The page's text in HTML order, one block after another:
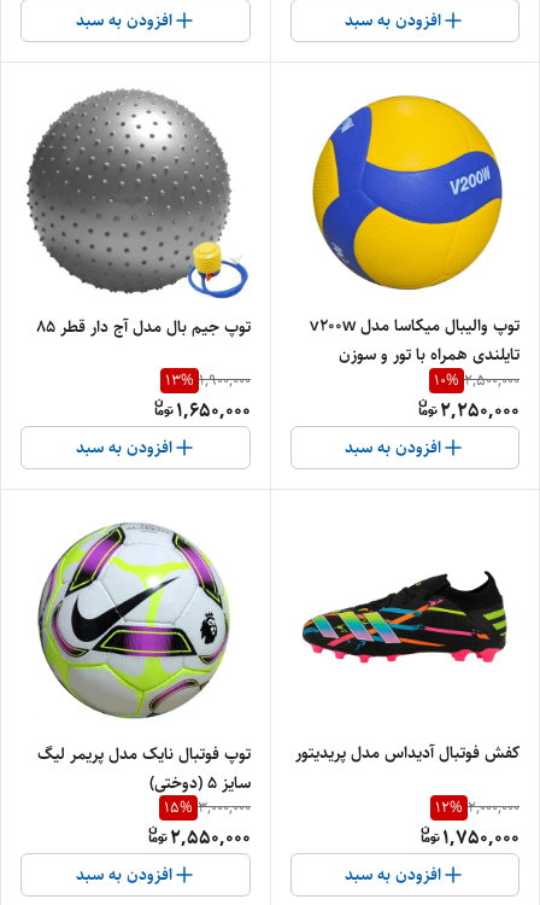
افزودن به سبد افزودن به سبد
توپ والیبال میکاسا مدل v200w
تایلندی همراه با تور و سوزن
مخصوص
2,500,000
10%
2,250,000
افزودن به سبد
توپ جیم بال مدل آج دار قطر ۸۵
1,900,000
13%
1,650,000
افزودن به سبد
کفش فوتبال آدیداس مدل پریدیتور
2,000,000
12%
1,750,000
افزودن به سبد
توپ فوتبال نایک مدل پریمر لیگ
سایز ۵ (دوختی)
3,000,000
15%
2,550,000
افزودن به سبد